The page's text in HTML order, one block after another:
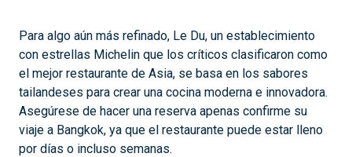
Para algo aún más refinado, Le Du, un establecimiento
con estrellas Michelin que los críticos clasificaron como
el mejor restaurante de Asia, se basa en los sabores
tailandeses para crear una cocina moderna e innovadora.
Asegúrese de hacer una reserva apenas confirme su
viaje a Bangkok, ya que el restaurante puede estar lleno
por días o incluso semanas.